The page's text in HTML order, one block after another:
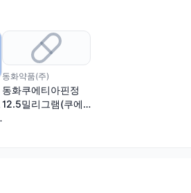
동화약품(주)
동화쿠에티아핀정
12.5밀리그램(쿠에